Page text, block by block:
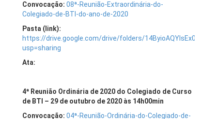
Convocação: 08ª-Reunião-Extraordinária-do-
Colegiado-de-BTI-do-ano-de-2020
Pasta (link):
https://drive.google.com/drive/folders/
usp=sharing
Ata:
4ª Reunião Ordinária de 2020 do Colegiado de Curso
de BTI – 29 de outubro de 2020 às 14h00min
Convocação: 04ª-Reunião-Ordinária-do-Colegiado-de-